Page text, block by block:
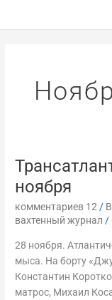
ноября
комментариев 12/
вахтенный журнал /
28 ноября.
мыса. На борту
Константин
матрос, Михаил
Трансатлантика.
Циклон,
28-
30
ноября